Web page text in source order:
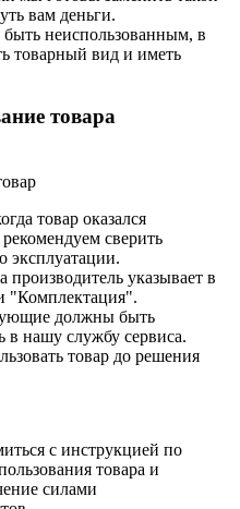
вам деньги.
неиспользованным, в
товарный вид и иметь
товара
товар оказался
сверить
эксплуатации.
указывает в
"Комплектация".
должны быть
в нашу службу сервиса.
товар до решения
с инструкцией по
товара и
силами